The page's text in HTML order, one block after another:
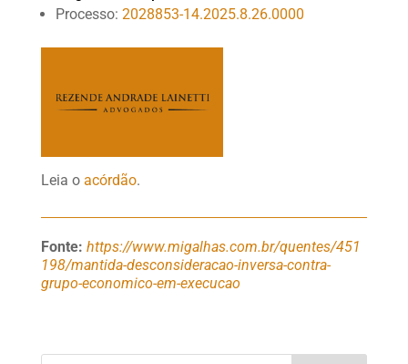
Processo: 2028853-14.2025.8.26.0000
Leia o acórdão.
Fonte: https://www.migalhas.com.br/quentes/451
198/mantida-desconsideracao-inversa-contra-
grupo-economico-em-execucao